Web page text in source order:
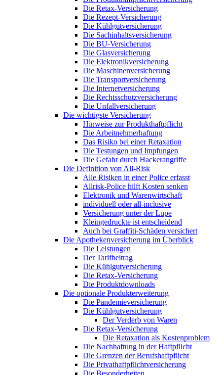
Die Retax-Versicherung
Die Rezept-Versicherung
Die Kühlgutversicherung
Die Sachinhaltsversicherung
Die BU-Versicherung
Die Glasversicherung
Die Elektronikversicherung
Die Maschinenversicherung
Die Transportversicherung
Die Internetversicherung
Die Rechtsschutzversicherung
Die Unfallversicherung
Die wichtigste Versicherung
Hinweise zur Produkthaftpflicht
Die Arbeitnehmerhaftung
Das Risiko bei einer Retaxation
Die Testungen und Impfungen
Die Gefahr durch Hackerangriffe
Die Definition von All-Risk
Alle Risiken in einer Police erfasst
Allrisk-Police hilft Kosten senken
Elektronik und Warenwirtschaft
individuell oder all-inclusive
Versicherung unter der Lupe
Kleingedruckte ist entscheidend
Auch bei Graffiti-Schäden versichert
Die Apothekenversicherung im Überblick
Die Leistungen
Der Tarifbeitrag
Die Kühlgutversicherung
Die Retax-Versicherung
Die Produktdownloads
Die optionale Produkterweiterung
Die Pandemieversicherung
Die Kühlgutversicherung
Der Verderb von Waren
Die Retax-Versicherung
Die Retaxation als Kostenproblem
Die Nachhaftung in der Haftpflicht
Die Grenzen der Berufshaftpflicht
Die Privathaftpflichtversicherung
Die Besonderheiten